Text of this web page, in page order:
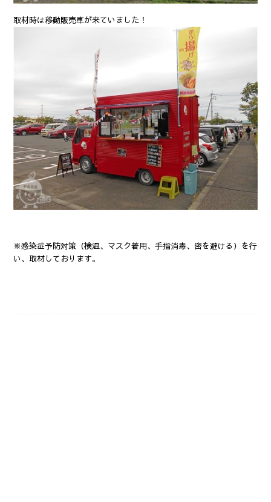
取材時は移動販売車が来ていました！
※感染症予防対策（検温、マスク着用、手指消毒、密を避ける）を行
い、取材しております。